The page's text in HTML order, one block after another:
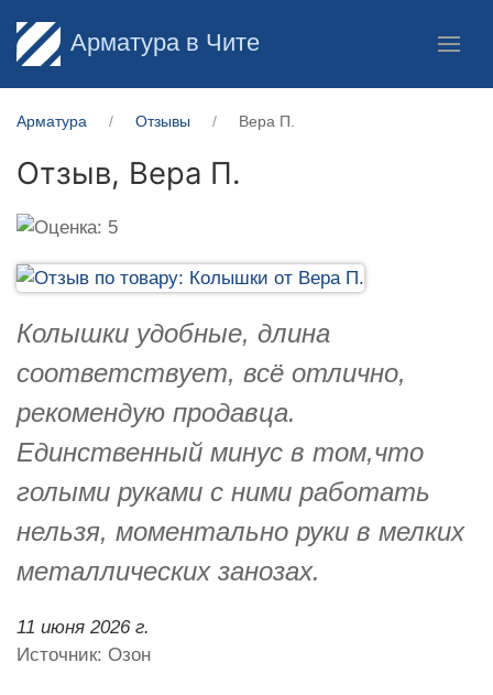
Арматура в Чите
Арматура Отзывы Вера П.
Отзыв, Вера П.
Колышки удобные, длина
соответствует, всё отлично,
рекомендую продавца.
Единственный минус в том,что
голыми руками с ними работать
нельзя, моментально руки в мелких
металлических занозах.
11 июня 2026 г.
Источник: Озон